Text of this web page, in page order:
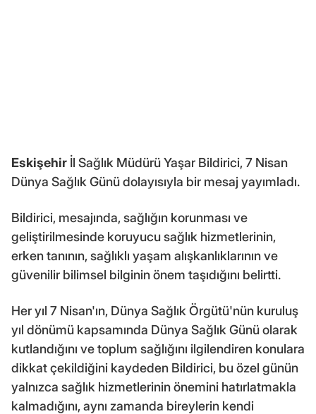
Eskişehir İl Sağlık Müdürü Yaşar Bildirici, 7 Nisan
Dünya Sağlık Günü dolayısıyla bir mesaj yayımladı.
Bildirici, mesajında, sağlığın korunması ve
geliştirilmesinde koruyucu sağlık hizmetlerinin,
erken tanının, sağlıklı yaşam alışkanlıklarının ve
güvenilir bilimsel bilginin önem taşıdığını belirtti.
Her yıl 7 Nisan'ın, Dünya Sağlık Örgütü'nün kuruluş
yıl dönümü kapsamında Dünya Sağlık Günü olarak
kutlandığını ve toplum sağlığını ilgilendiren konulara
dikkat çekildiğini kaydeden Bildirici, bu özel günün
yalnızca sağlık hizmetlerinin önemini hatırlatmakla
kalmadığını, aynı zamanda bireylerin kendi